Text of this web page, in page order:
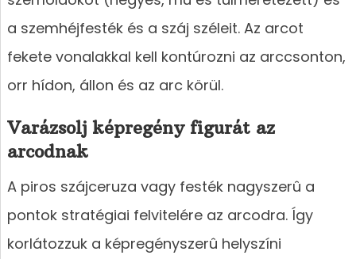
a szemhéjfesték és a száj széleit. Az arcot
fekete vonalakkal kell kontúrozni az arccsonton,
orr hídon, állon és az arc körül.
Varázsolj képregény figurát az
arcodnak
A piros szájceruza vagy festék nagyszerû a
pontok stratégiai felvitelére az arcodra. Így
korlátozzuk a képregényszerû helyszíni